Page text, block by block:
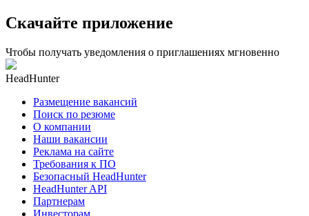
Скачайте приложение
Чтобы получать уведомления о приглашениях мгновенно
HeadHunter
Размещение вакансий
Поиск по резюме
О компании
Наши вакансии
Реклама на сайте
Требования к ПО
Безопасный HeadHunter
HeadHunter API
Партнерам
Инвесторам